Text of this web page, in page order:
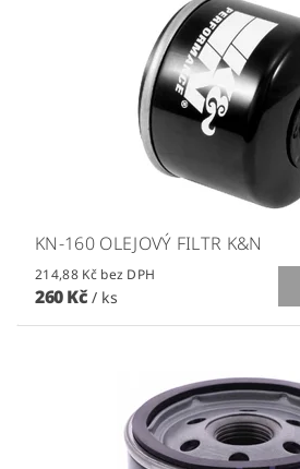
KN-160 OLEJOVÝ FILTR K&N
214,88 Kč bez DPH
260 Kč / ks